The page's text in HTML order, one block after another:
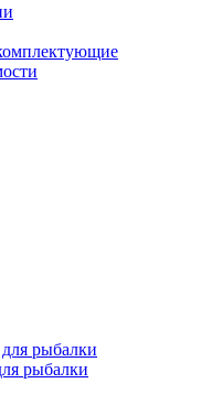
рыбалки
рыбалки